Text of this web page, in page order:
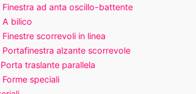
Finestra ad anta oscillo-battente
A bilico
Finestre scorrevoli in linea
Portafinestra alzante scorrevole
Porta traslante parallela
Forme speciali